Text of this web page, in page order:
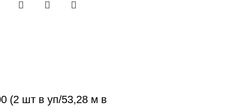
(2 шт в уп/53,28 м в